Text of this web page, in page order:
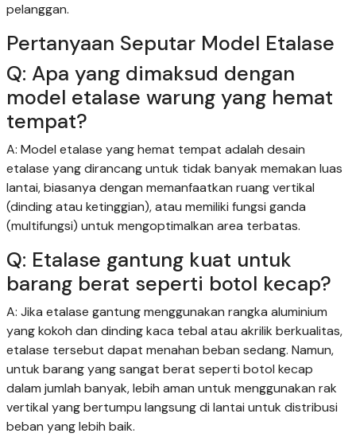
pelanggan.
Pertanyaan Seputar Model Etalase
Q: Apa yang dimaksud dengan
model etalase warung yang hemat
tempat?
A: Model etalase yang hemat tempat adalah desain
etalase yang dirancang untuk tidak banyak memakan luas
lantai, biasanya dengan memanfaatkan ruang vertikal
(dinding atau ketinggian), atau memiliki fungsi ganda
(multifungsi) untuk mengoptimalkan area terbatas.
Q: Etalase gantung kuat untuk
barang berat seperti botol kecap?
A: Jika etalase gantung menggunakan rangka aluminium
yang kokoh dan dinding kaca tebal atau akrilik berkualitas,
etalase tersebut dapat menahan beban sedang. Namun,
untuk barang yang sangat berat seperti botol kecap
dalam jumlah banyak, lebih aman untuk menggunakan rak
vertikal yang bertumpu langsung di lantai untuk distribusi
beban yang lebih baik.